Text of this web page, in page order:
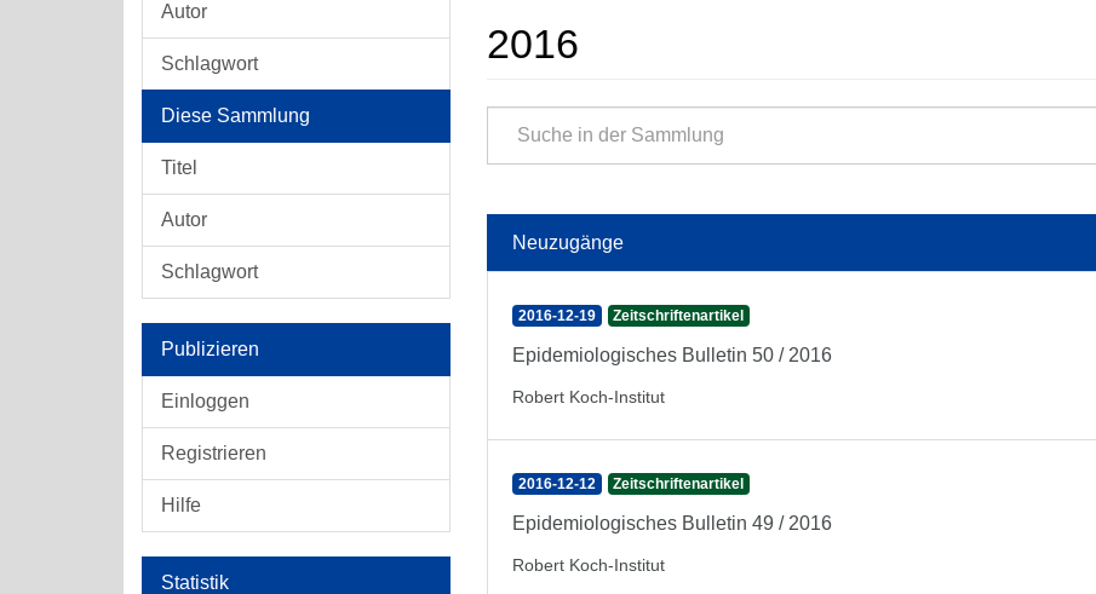
Autor
Schlagwort
Diese Sammlung
Titel
Autor
Schlagwort
Publizieren
Einloggen
Registrieren
Hilfe
Statistik
2016
Neuzugänge
2016-12-19 Zeitschriftenartikel
Epidemiologisches Bulletin 50 / 2016
Robert Koch-Institut
2016-12-12 Zeitschriftenartikel
Epidemiologisches Bulletin 49 / 2016
Robert Koch-Institut